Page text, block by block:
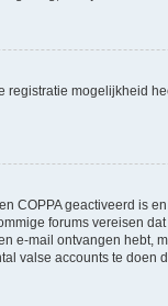
mogelijkheid
COPPA geactiveerd is
forums vereisen
e-mail ontvangen hebt,
valse accounts te doen